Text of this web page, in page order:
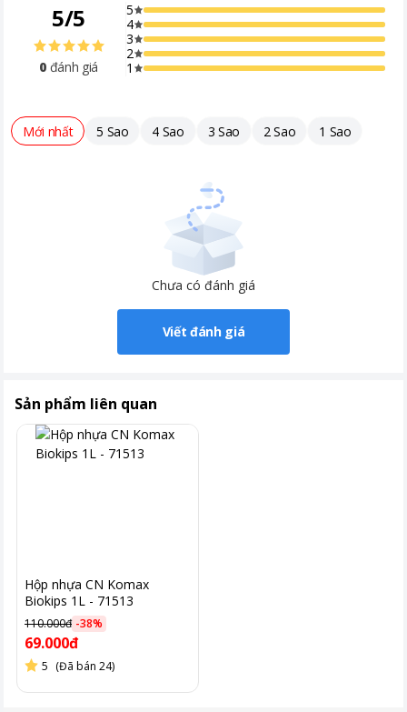
5/5
0 đánh giá
5
4
3
2
1
Mới nhất 5 Sao 4 Sao 3 Sao 2 Sao 1 Sao
Chưa có đánh giá
Viết đánh giá
Sản phẩm liên quan
Hộp nhựa CN Komax
Biokips 1L - 71513
110.000đ -38%
69.000đ
5 (Đã bán 24)